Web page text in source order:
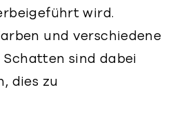
wird.
und verschiedene
sind dabei
dies zu